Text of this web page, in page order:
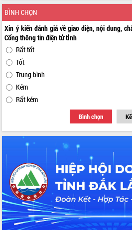
BÌNH CHỌN
Xin ý kiến đánh giá về giao diện, nội dung,
Cổng thông tin điện tử tỉnh
Rất tốt
Tốt
Trung bình
Kém
Rất kém
Bình chọn